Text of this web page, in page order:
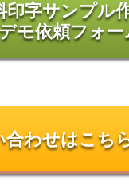
印字サンプル
モ依頼フォー
合わせはこち